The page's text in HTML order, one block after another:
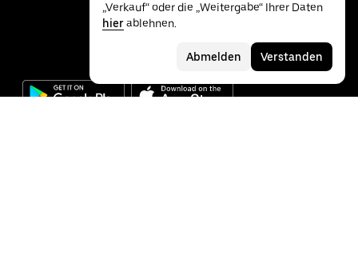
„Verkauf“ oder die „Weitergabe“ Ihrer Daten
hierablehnen.
Abmelden Verstanden